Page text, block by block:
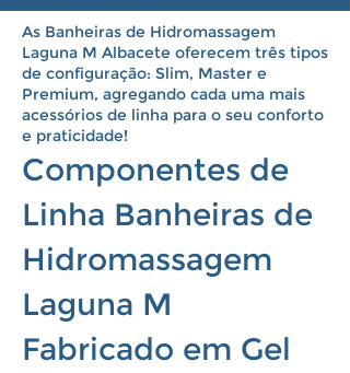
As Banheiras de Hidromassagem
Laguna M Albacete oferecem três tipos
de configuração: Slim, Master e
Premium, agregando cada uma mais
acessórios de linha para o seu conforto
e praticidade!
Componentes de
Linha Banheiras de
Hidromassagem
Laguna M
Fabricado em Gel